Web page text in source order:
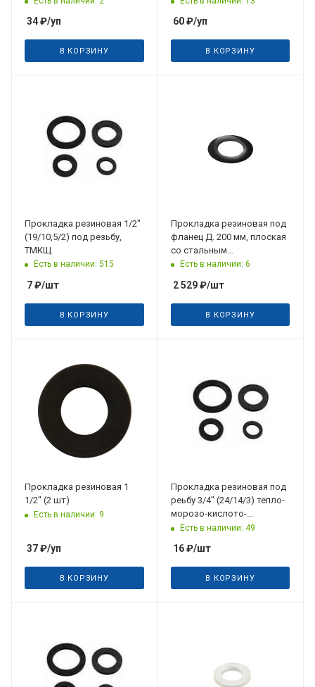
34₽/уп
В КОРЗИНУ
60₽/уп
В КОРЗИНУ
Прокладка резиновая 1/2"
(19/10,5/2) под резьбу,
ТМКЩ
Есть в наличии: 515
7₽/шт
В КОРЗИНУ
Прокладка резиновая под
фланец Д. 200 мм, плоская
со стальным
армированием Hawle
Есть в наличии: 6
2 529₽/шт
В КОРЗИНУ
поступления
13.08.2026
Прокладка резиновая 1
1/2" (2 шт)
Есть в наличии: 9
37₽/уп
В КОРЗИНУ
Прокладка резиновая под
реьбу 3/4" (24/14/3) тепло-
морозо-кислото-
щелочестойкая
Есть в наличии: 49
16₽/шт
В КОРЗИНУ